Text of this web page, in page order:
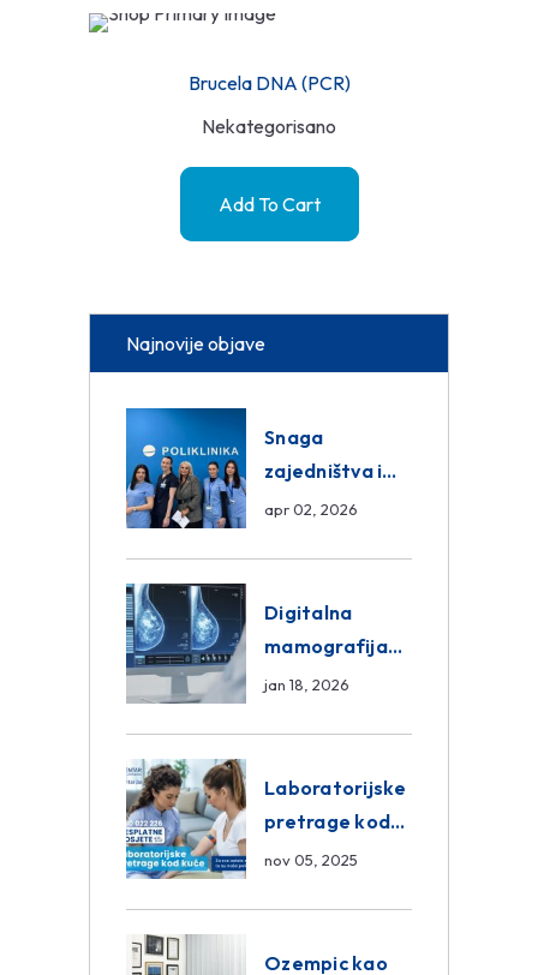
Brucela DNA (PCR)
Nekategorisano
Add To Cart
Najnovije objave
Snaga
zajedništva i
razmjena
Group
apr 02, 2026
Digitalna
mamografija
Sarajevo –
Centar
Poliklinika
jan 18, 2026
Laboratorijske
pretrage kod
kuće – novo u
Poliklinici
nov 05, 2025
Ozempic kao